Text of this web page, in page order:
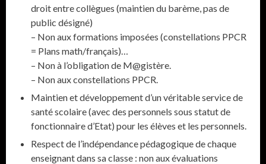
droit entre collègues (maintien du barème, pas de
public désigné)
– Non aux formations imposées (constellations PPCR
= Plans math/français)…
– Non à l’obligation de M@gistère.
– Non aux constellations PPCR.
Maintien et développement d’un véritable service de
santé scolaire (avec des personnels sous statut de
fonctionnaire d’Etat) pour les élèves et les personnels.
Respect de l’indépendance pédagogique de chaque
enseignant dans sa classe : non aux évaluations